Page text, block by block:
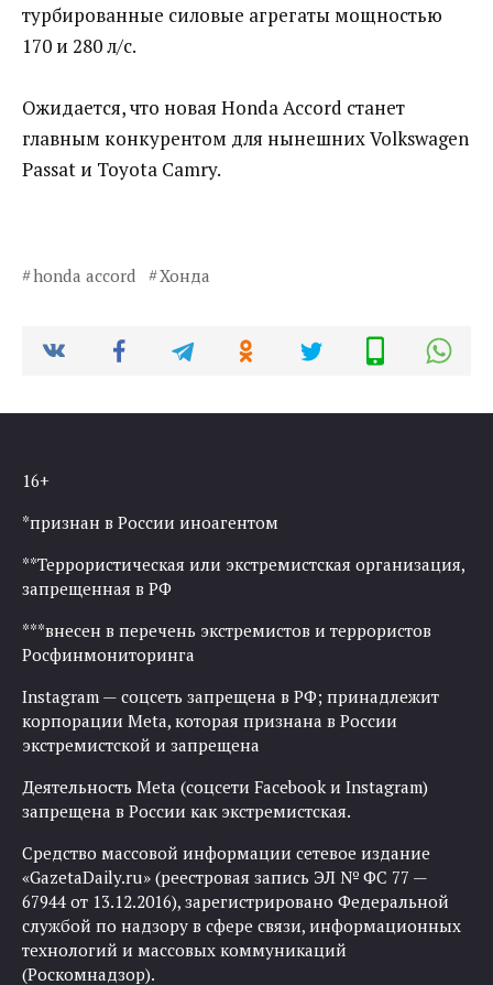
турбированные силовые агрегаты мощностью
170 и 280 л/с.
Ожидается, что новая Honda Accord станет
главным конкурентом для нынешних Volkswagen
Passat и Toyota Camry.
honda accord Хонда
16+
*признан в России иноагентом
**Террористическая или экстремистская организация,
запрещенная в РФ
***внесен в перечень экстремистов и террористов
Росфинмониторинга
Instagram — соцсеть запрещена в РФ; принадлежит
корпорации Meta, которая признана в России
экстремистской и запрещена
Деятельность Meta (соцсети Facebook и Instagram)
запрещена в России как экстремистская.
Средство массовой информации сетевое издание
«GazetaDaily.ru» (реестровая запись ЭЛ № ФС 77 —
67944 от 13.12.2016), зарегистрировано Федеральной
службой по надзору в сфере связи, информационных
технологий и массовых коммуникаций
(Роскомнадзор).